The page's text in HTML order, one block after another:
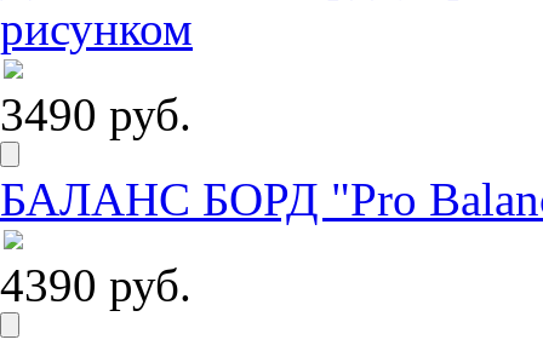
рисунком
3490 руб.
БАЛАНС БОРД "Pro
4390 руб.